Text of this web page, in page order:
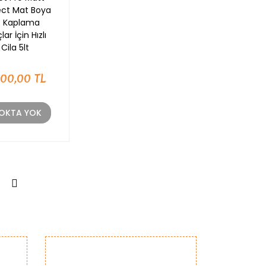
Mat Boya
Kaplama
İçin Hızlı
Cila 5lt
TL
YOK